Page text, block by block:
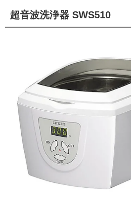
超音波洗浄器 SWS510